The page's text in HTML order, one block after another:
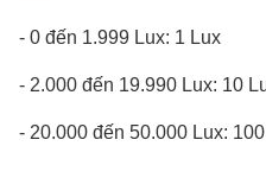
- 0 đến 1.999 Lux: 1 Lux
- 2.000 đến 19.990 Lux: 10
- 20.000 đến 50.000 Lux: